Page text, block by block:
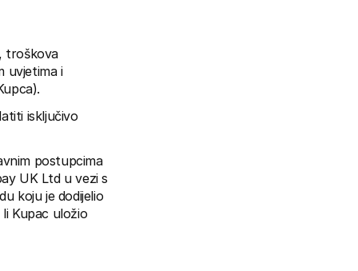
troškova
uvjetima i
isključivo
postupcima
UK Ltd u vezi s
koju je dodijelio
Kupac uložio